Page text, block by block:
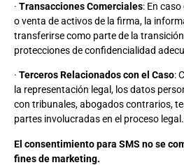
· Transacciones Comerciales: En
o venta de activos de la firma, la
transferirse como parte de la
protecciones de confidencialidad
· Terceros Relacionados con el Caso:
la representación legal, los datos
con tribunales, abogados contrarios,
partes involucradas en el proceso legal.
El consentimiento para SMS no se
fines de marketing.